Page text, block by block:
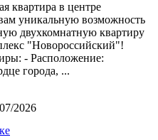
квартира в центре
уникальную возможность
двухкомнатную квартиру
"Новороссийский"!
- Расположение:
города, ...
2026